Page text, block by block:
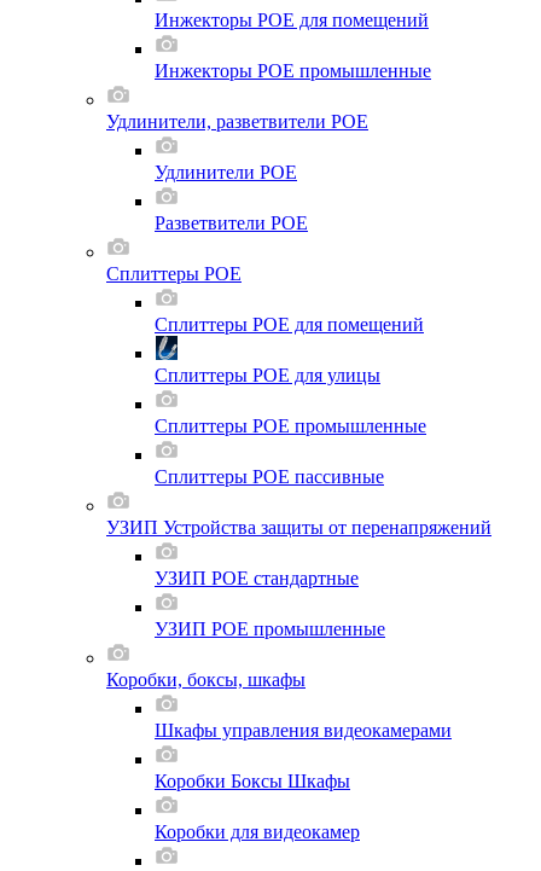
Инжекторы POE для помещений
Инжекторы POE промышленные
Удлинители, разветвители POE
Удлинители POE
Разветвители POE
Сплиттеры POE
Сплиттеры POE для помещений
Сплиттеры POE для улицы
Сплиттеры POE промышленные
Сплиттеры POE пассивные
УЗИП Устройства защиты от перенапряжений
УЗИП POE стандартные
УЗИП POE промышленные
Коробки, боксы, шкафы
Шкафы управления видеокамерами
Коробки Боксы Шкафы
Коробки для видеокамер